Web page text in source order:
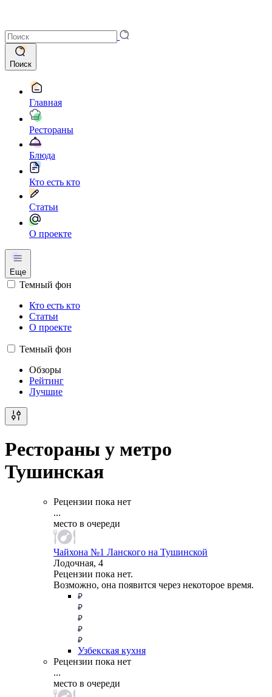
Поиск
Главная
Рестораны
Блюда
Кто есть кто
Статьи
О проекте
Еще
Темный фон
Кто есть кто
Статьи
О проекте
Темный фон
Обзоры
Рейтинг
Лучшие
Рестораны у метро
Тушинская
Рецензии пока нет
...
место в очереди
Чайхона №1 Ланского на Тушинской
Лодочная, 4
Рецензии пока нет.
Возможно, она появится через некоторое время.
Узбекская кухня
Рецензии пока нет
...
место в очереди